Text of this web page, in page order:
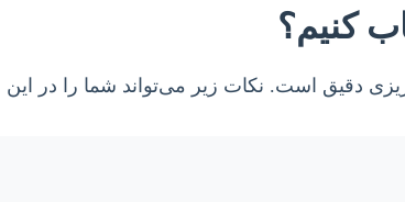
کنیم؟
دقیق است. نکات زیر می‌تواند شما را در این